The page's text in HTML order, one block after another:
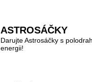
ASTROSÁČKY
Darujte Astrosáčky s
energii!